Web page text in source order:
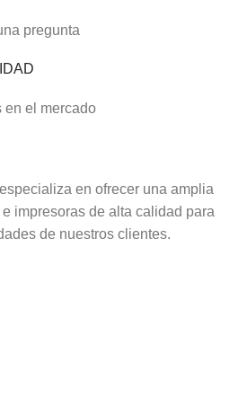
pregunta
en el mercado
en ofrecer una amplia
impresoras de alta calidad para
de nuestros clientes.